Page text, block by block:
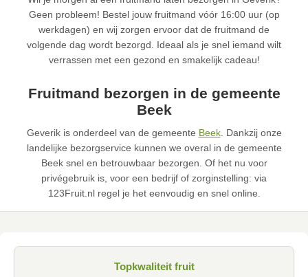
Geen probleem! Bestel jouw fruitmand vóór 16:00 uur (op
werkdagen) en wij zorgen ervoor dat de fruitmand de
volgende dag wordt bezorgd. Ideaal als je snel iemand wilt
verrassen met een gezond en smakelijk cadeau!
Fruitmand bezorgen in de gemeente
Beek
Geverik is onderdeel van de gemeente Beek. Dankzij onze
landelijke bezorgservice kunnen we overal in de gemeente
Beek snel en betrouwbaar bezorgen. Of het nu voor
privégebruik is, voor een bedrijf of zorginstelling: via
123Fruit.nl regel je het eenvoudig en snel online.
Topkwaliteit fruit